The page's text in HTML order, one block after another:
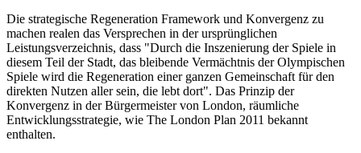
Die strategische Regeneration Framework und Konvergenz zu
machen realen das Versprechen in der ursprünglichen
Leistungsverzeichnis, dass "Durch die Inszenierung der Spiele in
diesem Teil der Stadt, das bleibende Vermächtnis der Olympischen
Spiele wird die Regeneration einer ganzen Gemeinschaft für den
direkten Nutzen aller sein, die lebt dort". Das Prinzip der
Konvergenz in der Bürgermeister von London, räumliche
Entwicklungsstrategie, wie The London Plan 2011 bekannt
enthalten.